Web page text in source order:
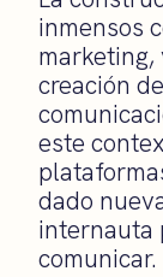
inmensos
marketing,
creación
este
dado
internauta
comunicar.